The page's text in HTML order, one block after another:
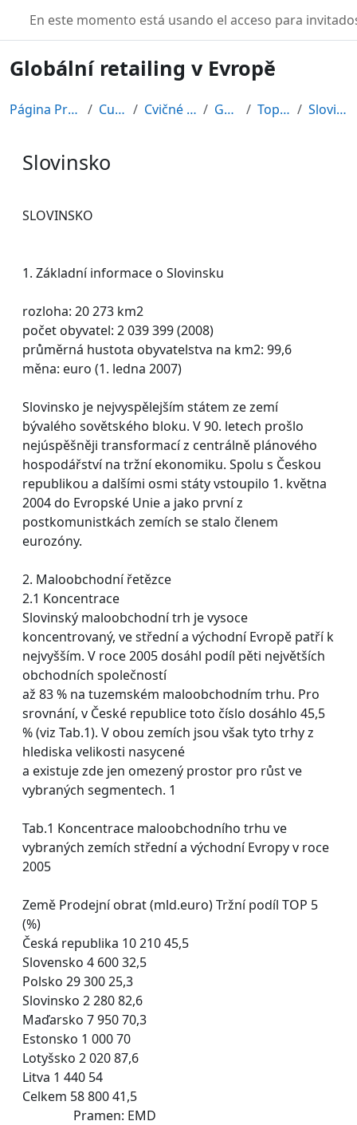
TURBO
En este momento está usando el acceso para
Globální retailing v Evropě
Página Principal Cursos Cvičné kurzy GRE08 Topic 12 Slovinsko
Slovinsko
SLOVINSKO
1. Základní informace o Slovinsku
rozloha: 20 273 km2
počet obyvatel: 2 039 399 (2008)
průměrná hustota obyvatelstva na km2: 99,6
měna: euro (1. ledna 2007)
Slovinsko je nejvyspělejším státem ze zemí
bývalého sovětského bloku. V 90. letech prošlo
nejúspěšněji transformací z centrálně plánového
hospodářství na tržní ekonomiku. Spolu s Českou
republikou a dalšími osmi státy vstoupilo 1. května
2004 do Evropské Unie a jako první z
postkomunistkách zemích se stalo členem
eurozóny.
2. Maloobchodní řetězce
2.1 Koncentrace
Slovinský maloobchodní trh je vysoce
koncentrovaný, ve střední a východní Evropě patří k
nejvyšším. V roce 2005 dosáhl podíl pěti největších
obchodních společností
až 83 % na tuzemském maloobchodním trhu. Pro
srovnání, v České republice toto číslo dosáhlo 45,5
% (viz Tab.1). V obou zemích jsou však tyto trhy z
hlediska velikosti nasycené
a existuje zde jen omezený prostor pro růst ve
vybraných segmentech. 1
Tab.1 Koncentrace maloobchodního trhu ve
vybraných zemích střední a východní Evropy v roce
2005
Země Prodejní obrat (mld.euro) Tržní podíl TOP 5
(%)
Česká republika 10 210 45,5
Slovensko 4 600 32,5
Polsko 29 300 25,3
Slovinsko 2 280 82,6
Maďarsko 7 950 70,3
Estonsko 1 000 70
Lotyšsko 2 020 87,6
Litva 1 440 54
Celkem 58 800 41,5
Pramen: EMD